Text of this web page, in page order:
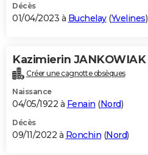
Décès
01/04/2023 à Buchelay(Yvelines)
Kazimierin JANKOWIAK
Créer une cagnotte obsèques
Naissance
04/05/1922 à Fenain (Nord)
Décès
09/11/2022 à Ronchin (Nord)